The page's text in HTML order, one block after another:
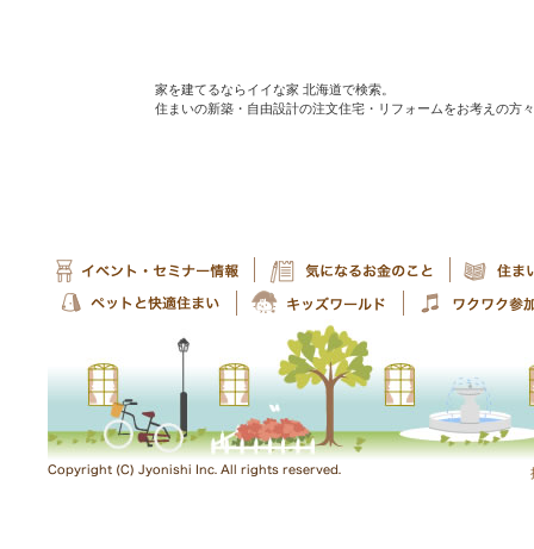
家を建てるならイイな家 北海道で検索。
住まいの新築・自由設計の注文住宅・リフォームをお考えの方